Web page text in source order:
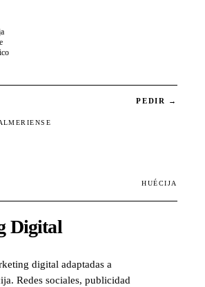
PEDIR →
HUÉCIJA
Digital
digital adaptadas a
Redes sociales, publicidad